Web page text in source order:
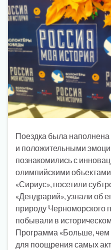
Поездка была
и положительными
познакомились с
олимпийскими объектами
«Сириус», посетили
«Дендрарий», узнали об
природу Черноморского
побывали в
Программа «Больше, чем
для поощрения самых